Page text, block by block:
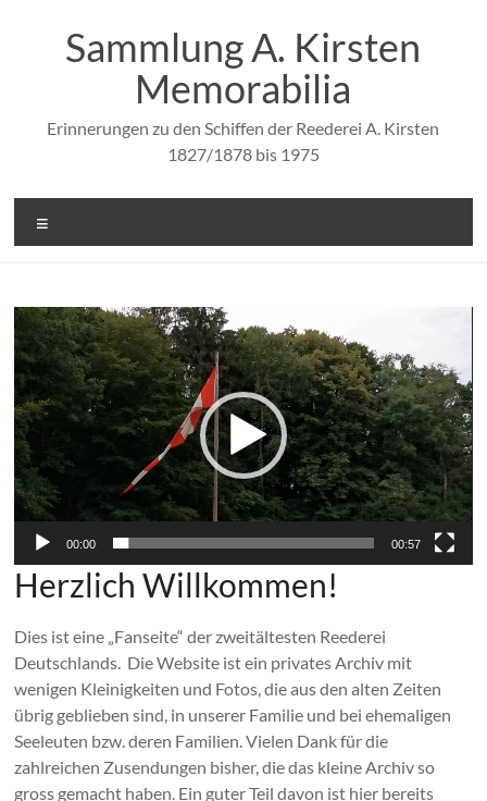
Sammlung A. Kirsten
Memorabilia
Erinnerungen zu den Schiffen der Reederei A. Kirsten
1827/1878 bis 1975
Video-
Player
00:00 00:57
Herzlich Willkommen!
Dies ist eine „Fanseite“ der zweitältesten Reederei
Deutschlands. Die Website ist ein privates Archiv mit
wenigen Kleinigkeiten und Fotos, die aus den alten Zeiten
übrig geblieben sind, in unserer Familie und bei ehemaligen
Seeleuten bzw. deren Familien. Vielen Dank für die
zahlreichen Zusendungen bisher, die das kleine Archiv so
gross gemacht haben. Ein guter Teil davon ist hier bereits